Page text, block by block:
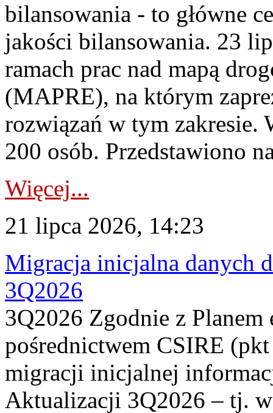
bilansowania - to główne
jakości bilansowania. 23
ramach prac nad mapą
(MAPRE), na którym
rozwiązań w tym zakresie.
200 osób. Przedstawiono
Więcej...
21 lipca 2026, 14:23
Migracja inicjalna danych
3Q2026
3Q2026 Zgodnie z
pośrednictwem CSIRE
migracji inicjalnej
Aktualizacji 3Q2026 – tj.